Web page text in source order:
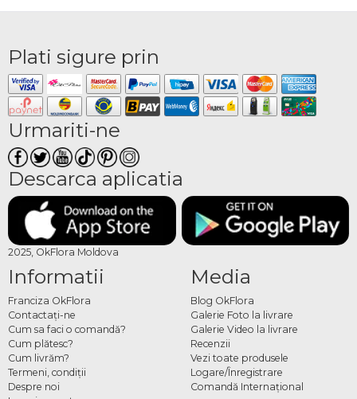
Plati sigure prin
Urmariti-ne
Descarca aplicatia
2025, OkFlora Moldova
Informatii
Franciza OkFlora
Contactaţi-ne
Cum sa faci o comandă?
Cum plătesc?
Cum livrăm?
Termeni, condiţii
Despre noi
Media
Blog OkFlora
Galerie Foto la livrare
Galerie Video la livrare
Recenzii
Vezi toate produsele
Logare/Înregistrare
Comandă Internațional